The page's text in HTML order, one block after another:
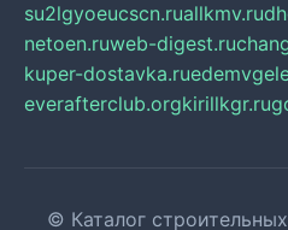
su2lgyoeucscn.ruallkmv.ru
netoen.ruweb-digest.ru
kuper-dostavka.ru
everafterclub.orgkirillkgr.ru
© Каталог